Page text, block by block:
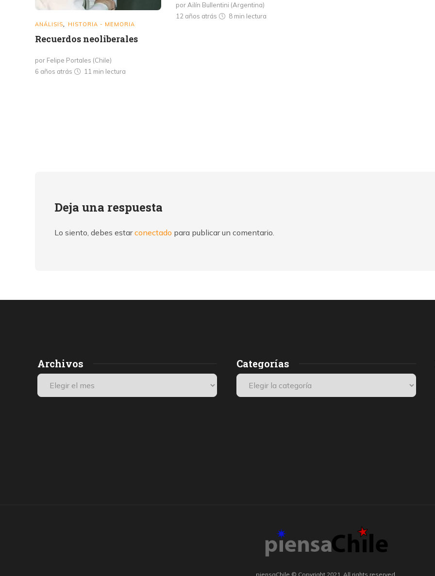
ANÁLISIS HISTORIA - MEMORIA
Recuerdos neoliberales
por Felipe Portales (Chile)
6 años atrás
11 min lectura
por Ailín Bullentini (Argentina)
12 años atrás
8 min lectura
Deja una respuesta
Lo siento, debes estarconectado para publicar un comentario.
Archivos Categorías
piensaChile © Copyright 2021. All rights reserved.